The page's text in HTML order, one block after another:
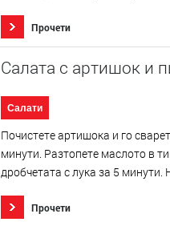
Прочети
Салата с артишок и
Салати
Почистете артишока и го
минути. Разтопете маслото в
дробчетата с лука за 5
Прочети